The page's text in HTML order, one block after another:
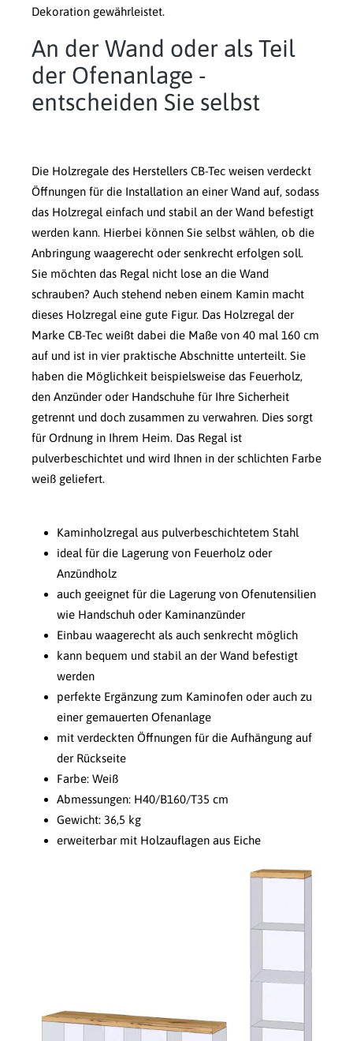
Dekoration gewährleistet.
An der Wand oder als Teil
der Ofenanlage -
entscheiden Sie selbst
Die Holzregale des Herstellers CB-Tec weisen verdeckt
Öffnungen für die Installation an einer Wand auf, sodass
das Holzregal einfach und stabil an der Wand befestigt
werden kann. Hierbei können Sie selbst wählen, ob die
Anbringung waagerecht oder senkrecht erfolgen soll.
Sie möchten das Regal nicht lose an die Wand
schrauben? Auch stehend neben einem Kamin macht
dieses Holzregal eine gute Figur. Das Holzregal der
Marke CB-Tec weißt dabei die Maße von 40 mal 160 cm
auf und ist in vier praktische Abschnitte unterteilt. Sie
haben die Möglichkeit beispielsweise das Feuerholz,
den Anzünder oder Handschuhe für Ihre Sicherheit
getrennt und doch zusammen zu verwahren. Dies sorgt
für Ordnung in Ihrem Heim. Das Regal ist
pulverbeschichtet und wird Ihnen in der schlichten Farbe
weiß geliefert.
Kaminholzregal aus pulverbeschichtetem Stahl
ideal für die Lagerung von Feuerholz oder
Anzündholz
auch geeignet für die Lagerung von Ofenutensilien
wie Handschuh oder Kaminanzünder
Einbau waagerecht als auch senkrecht möglich
kann bequem und stabil an der Wand befestigt
werden
perfekte Ergänzung zum Kaminofen oder auch zu
einer gemauerten Ofenanlage
mit verdeckten Öffnungen für die Aufhängung auf
der Rückseite
Farbe: Weiß
Abmessungen: H40/B160/T35 cm
Gewicht: 36,5 kg
erweiterbar mit Holzauflagen aus Eiche